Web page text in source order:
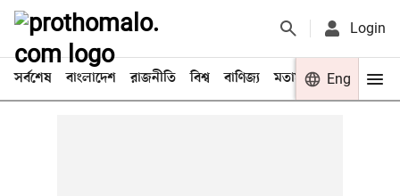
Login
সর্বশেষ বাংলাদেশ রাজনীতি বিশ্ব বাণিজ্য মতামত খেলা
Eng